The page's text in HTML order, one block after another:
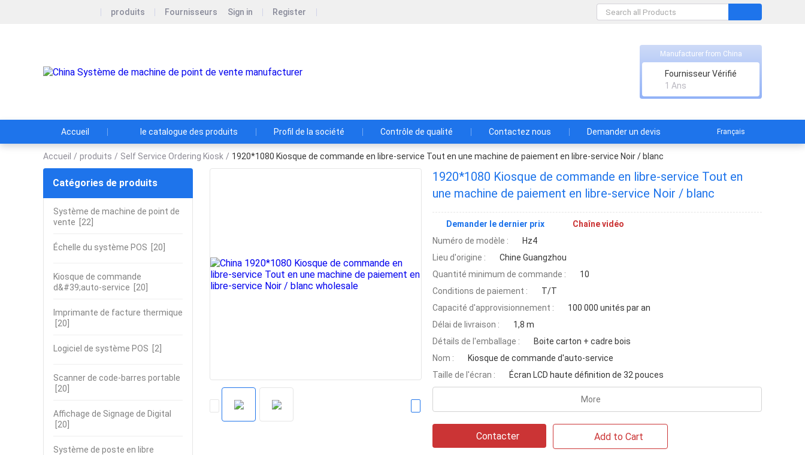
produits Fournisseurs Sign in Register
Mingguang Huisheng Information Technology Co., Ltd
Manufacturer from China
Fournisseur Vérifié
1 Ans
Accueil le catalogue des produits Profil de la société Contrôle de qualité Contactez nous Demander un devis Français
Accueil / produits / Self Service Ordering Kiosk / 1920*1080 Kiosque de commande en libre-service Tout en une machine de paiement en libre-service Noir / blanc
Catégories de produits
Système de machine de point de
vente [22]
Échelle du système POS [20]
Kiosque de commande
d&#39;auto-service [20]
Imprimante de facture thermique
[20]
Logiciel de système POS [2]
Scanner de code-barres portable
[20]
Affichage de Signage de Digital
[20]
Système de poste en libre
1920*1080 Kiosque de commande en libre-service Tout en
une machine de paiement en libre-service Noir / blanc
Demander le dernier prix
Chaîne vidéo
Numéro de modèle :
Hz4
Lieu d'origine :
Chine Guangzhou
Quantité minimum de commande :
10
Conditions de paiement :
T/T
Capacité d'approvisionnement :
100 000 unités par an
Délai de livraison :
1,8 m
Détails de l'emballage :
Boite carton + cadre bois
Nom :
Kiosque de commande d'auto-service
Taille de l'écran :
Écran LCD haute définition de 32 pouces
More
Contacter Add to Cart